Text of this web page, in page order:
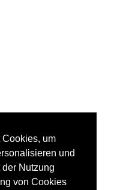
um
und
Nutzung
von Cookies